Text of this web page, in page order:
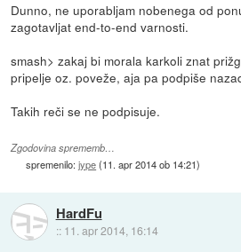
Dunno, ne uporabljam nobenega od
zagotavljat end-to-end varnosti.
smash> zakaj bi morala karkoli znat
pripelje oz. poveže, aja pa podpiše
Takih reči se ne podpisuje.
Zgodovina sprememb…
spremenilo:jype(11. apr 2014 ob 14:21)
HardFu
:: 11. apr 2014, 16:14